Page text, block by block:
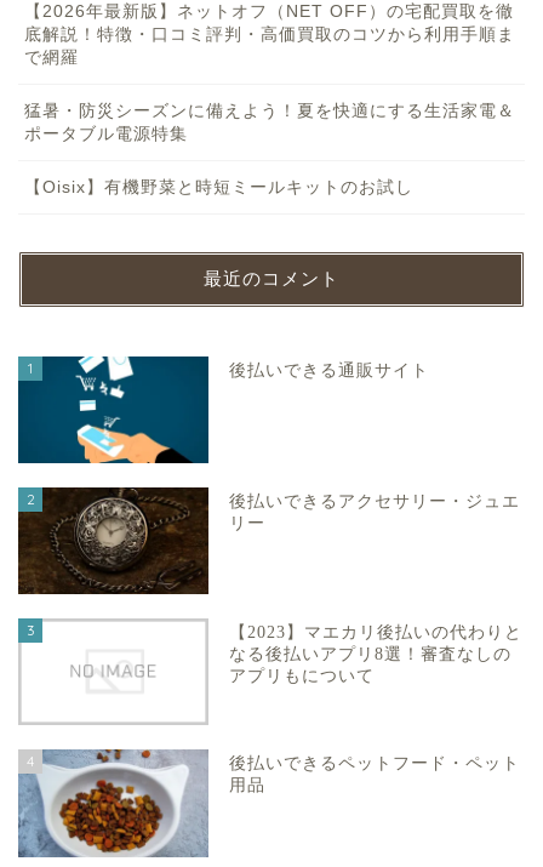
【2026年最新版】ネットオフ（NET OFF）の宅配買取を徹
底解説！特徴・口コミ評判・高価買取のコツから利用手順ま
で網羅
猛暑・防災シーズンに備えよう！夏を快適にする生活家電＆
ポータブル電源特集
【Oisix】有機野菜と時短ミールキットのお試し
最近のコメント
1 後払いできる通販サイト
2
後払いできるアクセサリー・ジュエ
リー
3
【2023】マエカリ後払いの代わりと
なる後払いアプリ8選！審査なしの
アプリもについて
4
後払いできるペットフード・ペット
用品